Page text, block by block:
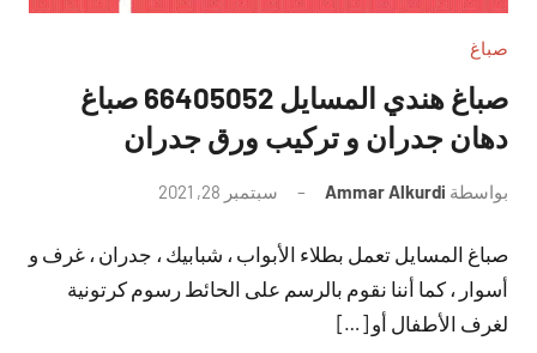
صباغ
صباغ هندي المسايل 66405052 صباغ
دهان جدران و تركيب ورق جدران
بواسطة Ammar Alkurdi سبتمبر 28, 2021
تعليقات
صباغ المسايل تعمل بطلاء الأبواب ، شبابيك ، جدران ، غرف و
أسوار ، كما أننا نقوم بالرسم على الحائط رسوم كرتونية
لغرف الأطفال أو […]